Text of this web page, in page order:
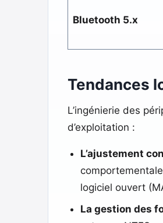
Bluetooth 5.x
Tendances
L’ingénierie des
d’exploitation :
L’ajustement
logiciel ouvert
La gestion des